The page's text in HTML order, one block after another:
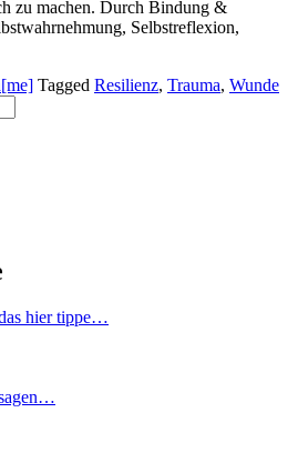
zu machen. Durch Bindung &
Selbstreflexion,
Tagged Resilienz, Trauma, Wunde
hier tippe…